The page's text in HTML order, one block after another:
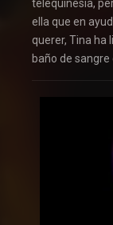
telequinesia,
ella que en
querer, Tina ha
baño de